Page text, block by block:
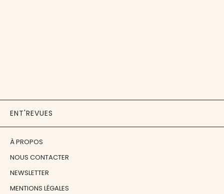
ENT'REVUES
À PROPOS
NOUS CONTACTER
NEWSLETTER
MENTIONS LÉGALES